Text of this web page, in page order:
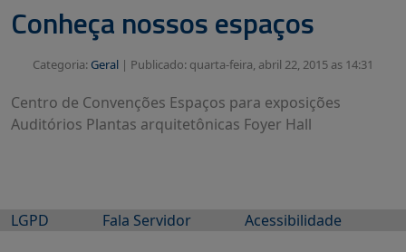
Conheça nossos espaços
Categoria: Geral | Publicado: quarta-feira, abril 22, 2015 as 14:31
Centro de Convenções Espaços para exposições
Auditórios Plantas arquitetônicas Foyer Hall
LGPD Fala Servidor Acessibilidade